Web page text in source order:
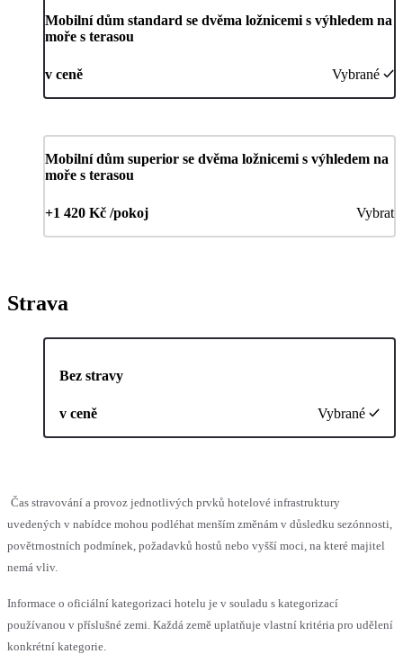
Mobilní dům standard se dvěma ložnicemi s výhledem na
moře s terasou
v ceně Vybrané
Mobilní dům superior se dvěma ložnicemi s výhledem na
moře s terasou
+1 420 Kč /pokoj Vybrat
Strava
Bez stravy
v ceně Vybrané
Čas stravování a provoz jednotlivých prvků hotelové infrastruktury
uvedených v nabídce mohou podléhat menším změnám v důsledku sezónnosti,
povětrnostních podmínek, požadavků hostů nebo vyšší moci, na které majitel
nemá vliv.
Informace o oficiální kategorizaci hotelu je v souladu s kategorizací
používanou v příslušné zemi. Každá země uplatňuje vlastní kritéria pro udělení
konkrétní kategorie.